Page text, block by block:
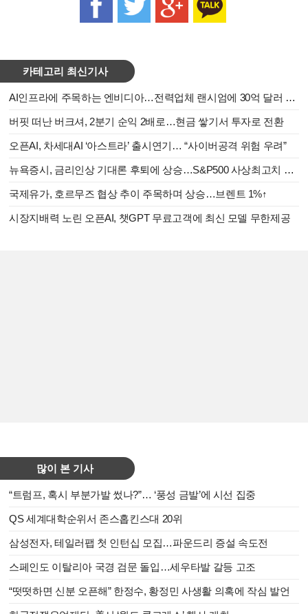
카테고리 최신기사
AI인프라에 주목하는 엔비디아…전력업체 랜시엄에 30억 달러 투자
버핏 떠난 버크셔, 2분기 순익 2배로…현금 쌓기서 투자로 전환
오픈AI, 차세대AI ‘아스트라’ 출시연기… “사이버공격 위험 우려”
뉴욕증시, 금리인상 기대론 후퇴에 상승…S&P500 사상최고치 마감
국제유가, 호르무즈 협상 추이 주목하며 상승…브렌트 1%↑
시장지배력 노린 오픈AI, 챗GPT 무료고객에 최신 모델 무한제공
많이 본 기사
“트럼프, 혹시 부분가발 썼나?”… ‘풍성 금발’에 시선 집중
QS 세계대학순위서 존스홉킨스대 20위
삼성전자, 테일러팹 첫 인턴십 모집…파운드리 증설 속도전
스페인도 이탈리아 국경 검문 돌입…세우타발 갈등 고조
“떳떳하면 신분 오픈해” 한정수, 황정민 사생활 의혹에 작심 발언